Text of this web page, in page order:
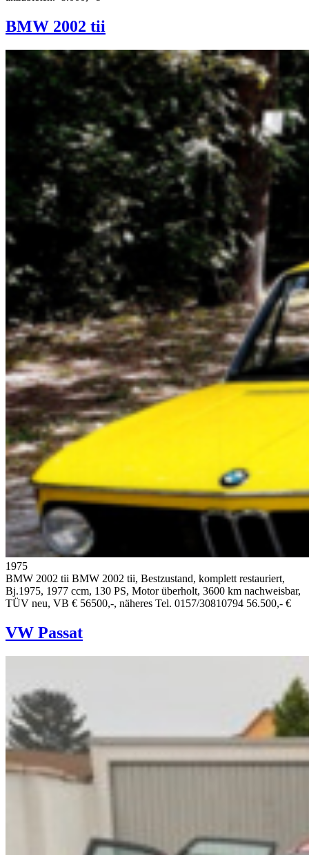
BMW 2002 tii
1975
BMW 2002 tii BMW 2002 tii, Bestzustand, komplett restauriert,
Bj.1975, 1977 ccm, 130 PS, Motor überholt, 3600 km nachweisbar,
TÜV neu, VB € 56500,-, näheres Tel. 0157/30810794 56.500,- €
VW Passat